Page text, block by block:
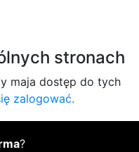
stronach
maja dostęp do tych
zalogować.
?